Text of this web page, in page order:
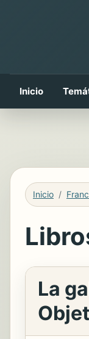
Inicio
Inicio
La